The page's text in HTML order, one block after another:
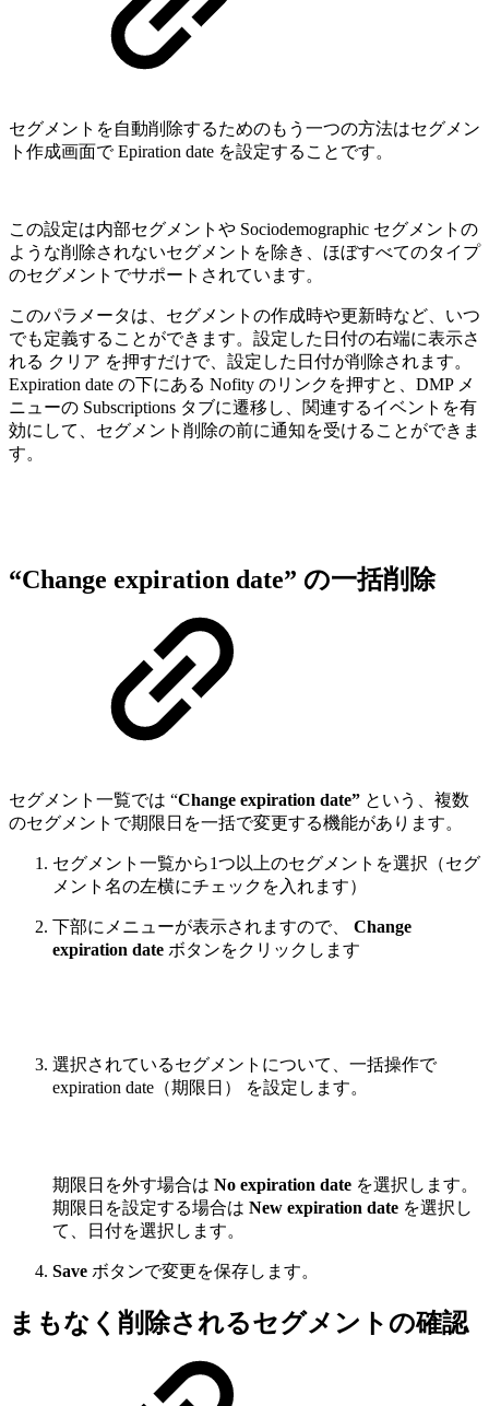
セグメントを自動削除するためのもう一つの方法はセグメン
ト作成画面で Epiration date を設定することです。
この設定は内部セグメントや Sociodemographic セグメントの
ような削除されないセグメントを除き、ほぼすべてのタイプ
のセグメントでサポートされています。
このパラメータは、セグメントの作成時や更新時など、いつ
でも定義することができます。設定した日付の右端に表示さ
れる クリア を押すだけで、設定した日付が削除されます。
Expiration date の下にある Nofity のリンクを押すと、DMP メ
ニューの Subscriptions タブに遷移し、関連するイベントを有
効にして、セグメント削除の前に通知を受けることができま
す。
“Change expiration date” の一括削除
セグメント一覧では “Change expiration date” という、複数
のセグメントで期限日を一括で変更する機能があります。
セグメント一覧から1つ以上のセグメントを選択（セグ
メント名の左横にチェックを入れます）
下部にメニューが表示されますので、 Change
expiration date ボタンをクリックします
選択されているセグメントについて、一括操作で
expiration date（期限日） を設定します。
期限日を外す場合は No expiration date を選択します。
期限日を設定する場合は New expiration date を選択し
て、日付を選択します。
Save ボタンで変更を保存します。
まもなく削除されるセグメントの確認